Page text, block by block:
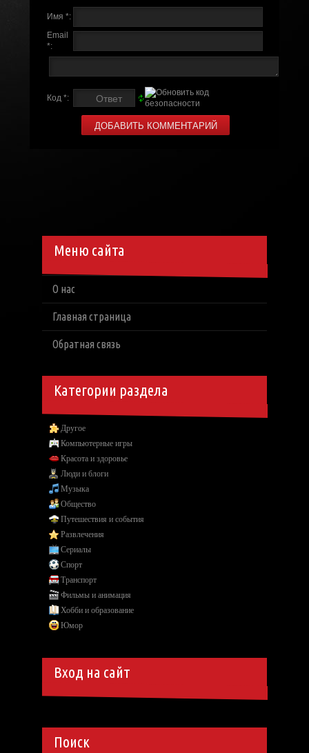
Имя *:
Email
*:
Код *:
Меню сайта
О нас
Главная страница
Обратная связь
Категории раздела
Другое
Компьютерные игры
Красота и здоровье
Люди и блоги
Музыка
Общество
Путешествия и события
Развлечения
Сериалы
Спорт
Транспорт
Фильмы и анимация
Хобби и образование
Юмор
Вход на сайт
Поиск